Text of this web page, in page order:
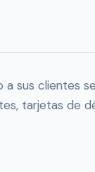
a sus clientes
tarjetas de